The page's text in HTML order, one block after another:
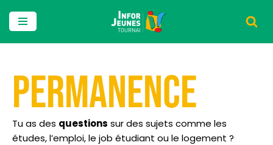
Aller
au
PERMANENCE
Tu as des questions sur des sujets comme les
études, l’emploi, le job étudiant ou le logement ?